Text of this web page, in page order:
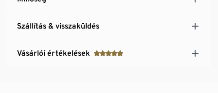
Szállítás & visszaküldés
Vásárlói értékelések